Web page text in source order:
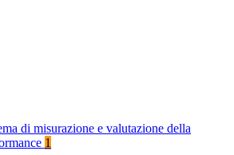
di misurazione e valutazione della
1